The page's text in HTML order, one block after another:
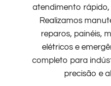
atendimento
Realizamos
reparos, painéis,
elétricos e
completo para
precisão e